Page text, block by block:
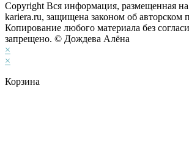
Copyright Вся информация, размещенная на
kariera.ru, защищена законом об авторском
Копирование любого материала без
запрещено. © Дождева Алёна
×
×
Корзина